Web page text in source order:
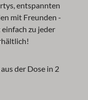
entspannten
mit Freunden -
zu jeder
der Dose in 2